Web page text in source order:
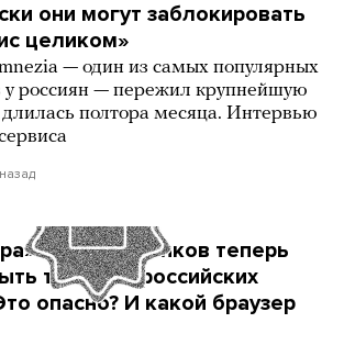
они могут заблокировать
целиком»
— один из самых популярных
у россиян — пережил крупнейшую
длилась полтора месяца. Интервью
и других банков теперь
только в российских
опасно? И какой браузер